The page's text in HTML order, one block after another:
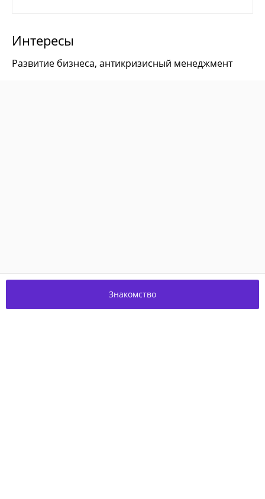
Интересы
Развитие бизнеса, антикризисный менеджмент
Знакомство